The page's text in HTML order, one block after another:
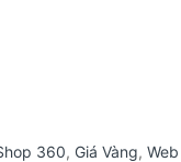
360, Giá Vàng,